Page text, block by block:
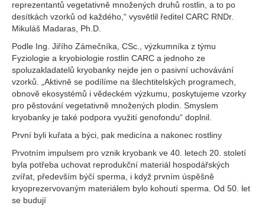
reprezentantů vegetativně množených druhů rostlin, a to po
desítkách vzorků od každého,“ vysvětlil ředitel CARC RNDr.
Mikuláš Madaras, Ph.D.
Podle Ing. Jiřího Zámečníka, CSc., výzkumníka z týmu
Fyziologie a kryobiologie rostlin CARC a jednoho ze
spoluzakladatelů kryobanky nejde jen o pasivní uchovávání
vzorků. „Aktivně se podílíme na šlechtitelských programech,
obnově ekosystémů i vědeckém výzkumu, poskytujeme vzorky
pro pěstování vegetativně množených plodin. Smyslem
kryobanky je také podpora využití genofondu“ doplnil.
První byli kuřata a býci, pak medicína a nakonec rostliny
Prvotním impulsem pro vznik kryobank ve 40. letech 20. století
byla potřeba uchovat reprodukční materiál hospodářských
zvířat, především býčí sperma, i když prvním úspěšně
kryoprezervovaným materiálem bylo kohoutí sperma. Od 50. let
se budují